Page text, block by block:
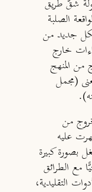
الصلبة
شكل جديد من
خارج
من المنهج
(مجمل
من
عليه
بصورة كبيرة
مع الطرائق
التقليدية،